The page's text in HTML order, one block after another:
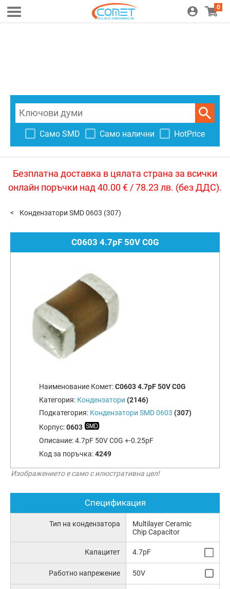
0
Само SMD Само налични HotPrice
Безплатна доставка в цялата страна за всички
онлайн поръчки над 40.00 € / 78.23 лв. (без ДДС).
Кондензатори SMD 0603 (307)
C0603 4.7pF 50V C0G
Наименование Комет:C0603 4.7pF 50V C0G
Категория: Кондензатори (2146)
Подкатегория: Кондензатори SMD 0603 (307)
Корпус:0603
Описание:4.7pF 50V C0G +-0.25pF
Код за поръчка:4249
Изображението е само с илюстративна цел!
Спецификация
Тип на кондензатора
Multilayer Ceramic
Chip Capacitor
Капацитет 4.7pF
Работно напрежение 50V